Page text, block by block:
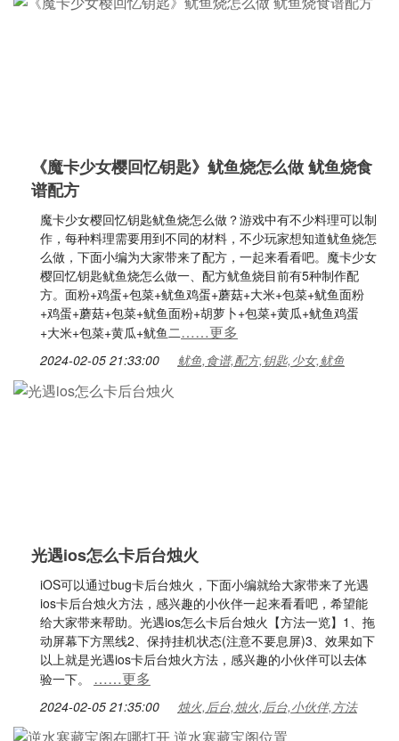
《魔卡少女樱回忆钥匙》鱿鱼烧怎么做 鱿鱼烧食
谱配方
魔卡少女樱回忆钥匙鱿鱼烧怎么做？游戏中有不少料理可以制
作，每种料理需要用到不同的材料，不少玩家想知道鱿鱼烧怎
么做，下面小编为大家带来了配方，一起来看看吧。魔卡少女
樱回忆钥匙鱿鱼烧怎么做一、配方鱿鱼烧目前有5种制作配
方。面粉+鸡蛋+包菜+鱿鱼鸡蛋+蘑菇+大米+包菜+鱿鱼面粉
+鸡蛋+蘑菇+包菜+鱿鱼面粉+胡萝卜+包菜+黄瓜+鱿鱼鸡蛋
+大米+包菜+黄瓜+鱿鱼二……更多
2024-02-05 21:33:00 鱿鱼,食谱,配方,钥匙,少女,鱿鱼
光遇ios怎么卡后台烛火
iOS可以通过bug卡后台烛火，下面小编就给大家带来了光遇
ios卡后台烛火方法，感兴趣的小伙伴一起来看看吧，希望能
给大家带来帮助。光遇ios怎么卡后台烛火【方法一览】1、拖
动屏幕下方黑线2、保持挂机状态(注意不要息屏)3、效果如下
以上就是光遇ios卡后台烛火方法，感兴趣的小伙伴可以去体
验一下。 ……更多
2024-02-05 21:35:00 烛火,后台,烛火,后台,小伙伴,方法